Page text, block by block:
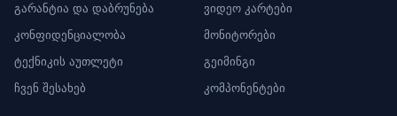
გარანტია და დაბრუნება
კონფიდენციალობა
ტექნიკის აუთლეტი
ჩვენ შესახებ
ვიდეო კარტები
მონიტორები
გეიმინგი
კომპონენტები